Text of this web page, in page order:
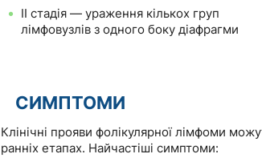
II стадія — ураження кількох груп
лімфовузлів з одного боку діафрагми
СИМПТОМИ
Клінічні прояви фолікулярної лімфоми
ранніх етапах. Найчастіші симптоми: